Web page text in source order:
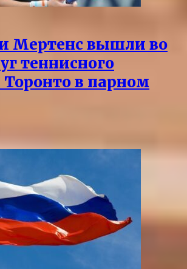
Мертенс вышли во
теннисного
Торонто в парном